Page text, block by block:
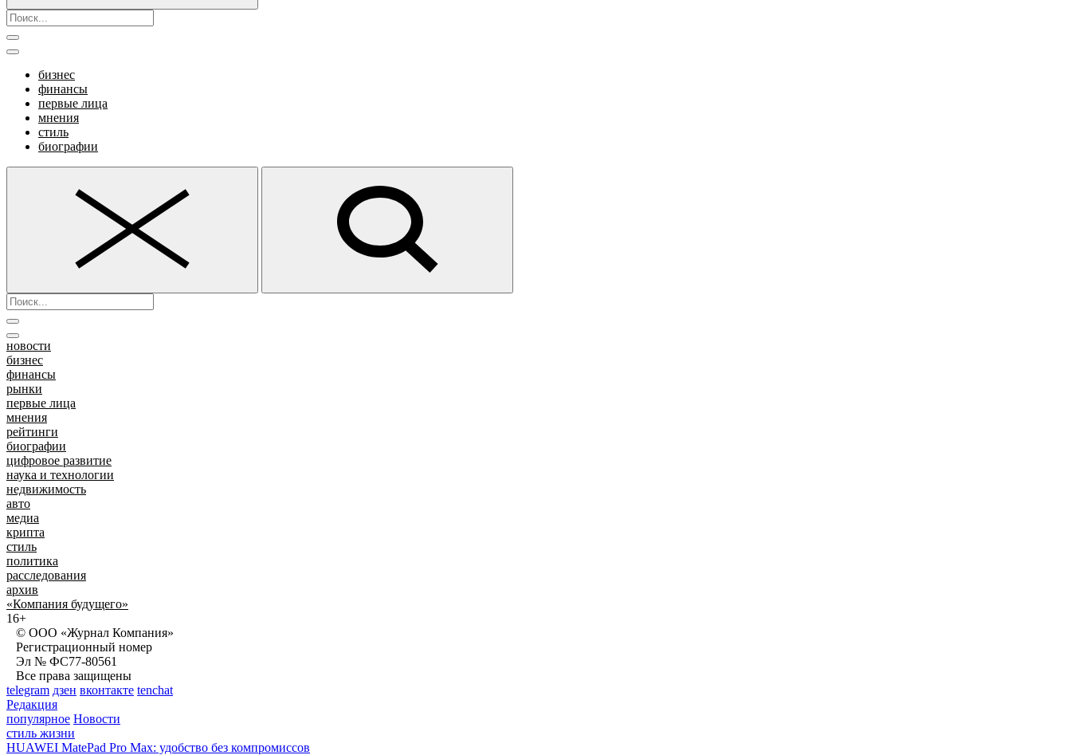
бизнес
финансы
первые лица
мнения
стиль
биографии
новости
бизнес
финансы
рынки
первые лица
мнения
рейтинги
биографии
цифровое развитие
наука и технологии
недвижимость
авто
медиа
крипта
стиль
политика
расследования
архив
«Компания будущего»
16+
© ООО «Журнал Компания»
Регистрационный номер
Эл № ФС77-80561
Все права защищены
telegram дзен вконтакте tenchat
Редакция
популярное Новости
стиль жизни
HUAWEI MatePad Pro Max: удобство без компромиссов